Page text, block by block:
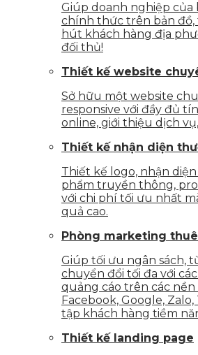
Giúp doanh nghiệp của
chính thức trên bản
hút khách hàng địa
đối thủ!
Thiết kế website
Sở hữu một website
responsive với đầy đủ
online, giới thiệu dịch
Thiết kế nhận diện
Thiết kế logo, nhận
phẩm truyền thông,
với chi phí tối ưu nhất
quả cao.
Phòng marketing
Giúp tối ưu ngân sách,
chuyển đổi tối đa với
quảng cáo trên các
Facebook, Google,
tập khách hàng tiềm
Thiết kế landing page